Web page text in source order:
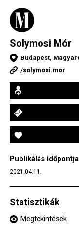
Solymosi Mór
Budapest,
/solymosi.mor
Publikálás
2021.04.11.
Statisztikák
Megtekintések